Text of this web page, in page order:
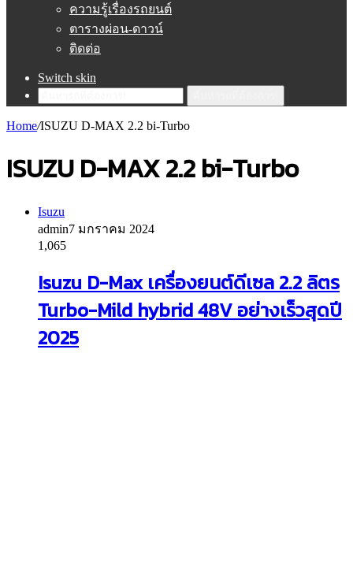
ความรู้เรื่องรถยนต์
ตารางผ่อน-ดาวน์
ติดต่อ
Switch skin
Home/ISUZU D-MAX 2.2 bi-Turbo
ISUZU D-MAX 2.2 bi-Turbo
Isuzu
admin7 มกราคม 2024
1,065
Isuzu D-Max เครื่องยนต์ดีเซล 2.2 ลิตร
Turbo-Mild hybrid 48V อย่างเร็วสุดปี
2025